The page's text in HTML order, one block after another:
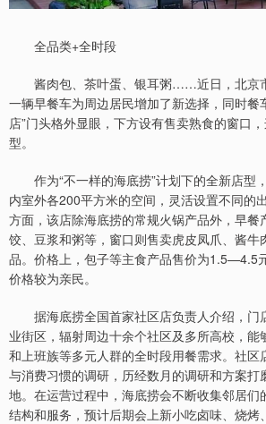
全品类+全时段
酱肉包、茶叶蛋、银耳粥……近日，北京
一辆早餐车为周边居民增加了新选择，同时餐
店”门头格外显眼，下方设有售卖熟食的窗口
型。
作为“不一样的海底捞”计划下的全新店型
内室外各200平方米的空间，灵活设置不同的
方面，该店除海底捞的常规火锅产品外，早餐
饺、豆浆和粥等，窗口则售卖虎皮凤爪、酱牛
品。价格上，包子等主食产品售价为1.5—4.5
价格较为亲民。
据海底捞全国首家社区店负责人介绍，门
业街区，辐射周边十余个社区及多所高校，能
和上班族等多元人群的全时段用餐需求。社区
与消费习惯的调研，历经数月的调研和方案打
地。在运营过程中，海底捞会不断收集邻居们
结构和服务，预计后期会上新小吃卤味、烧烤